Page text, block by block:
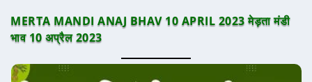
MERTA MANDI ANAJ BHAV 10 APRIL 2023 मेड़ता मंडी
भाव 10 अप्रैल 2023